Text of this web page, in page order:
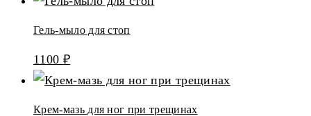
Гель-мыло для стоп
1100 ₽
Крем-мазь для ног при трещинах